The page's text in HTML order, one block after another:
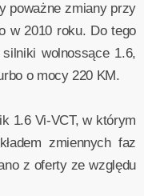
poważne zmiany przy
w 2010 roku. Do tego
wolnossące 1.6,
o mocy 220 KM.
1.6 Vi-VCT, w którym
zmiennych faz
z oferty ze względu